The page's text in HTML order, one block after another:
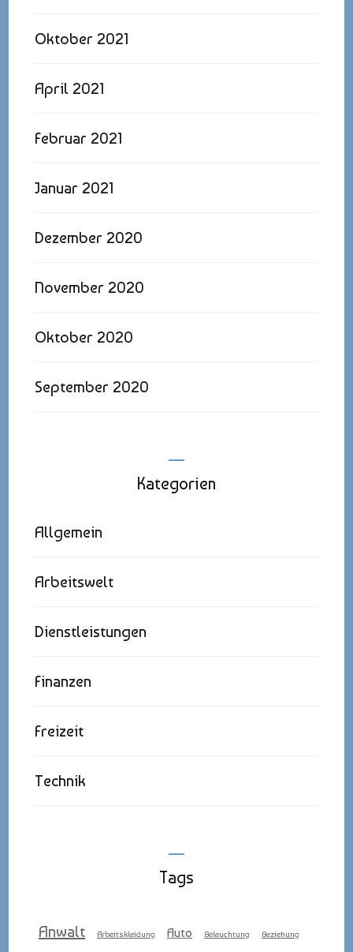
Oktober 2021
April 2021
Februar 2021
Januar 2021
Dezember 2020
November 2020
Oktober 2020
September 2020
Kategorien
Allgemein
Arbeitswelt
Dienstleistungen
Finanzen
Freizeit
Technik
Tags
Anwalt Arbeitskleidung Auto Beleuchtung Beziehung